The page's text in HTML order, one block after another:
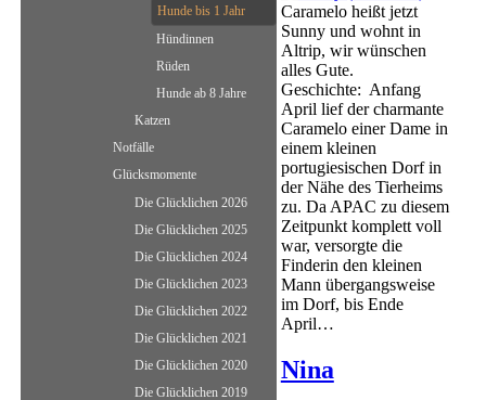
Hunde bis 1 Jahr
Hündinnen
Rüden
Hunde ab 8 Jahre
Katzen
Notfälle
Glücksmomente
Die Glücklichen 2026
Die Glücklichen 2025
Die Glücklichen 2024
Die Glücklichen 2023
Die Glücklichen 2022
Die Glücklichen 2021
Die Glücklichen 2020
Die Glücklichen 2019
Caramelo heißt jetzt
Sunny und wohnt in
Altrip, wir wünschen
alles Gute.
Geschichte: Anfang
April lief der charmante
Caramelo einer Dame in
einem kleinen
portugiesischen Dorf in
der Nähe des Tierheims
zu. Da APAC zu diesem
Zeitpunkt komplett voll
war, versorgte die
Finderin den kleinen
Mann übergangsweise
im Dorf, bis Ende
April…
Nina